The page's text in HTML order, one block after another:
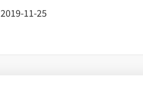
2019-11-25